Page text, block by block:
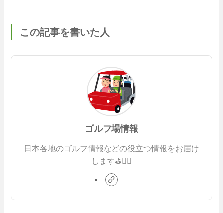
この記事を書いた人
ゴルフ場情報
日本各地のゴルフ情報などの役立つ情報をお届け
します⛳️🏌️‍♂️